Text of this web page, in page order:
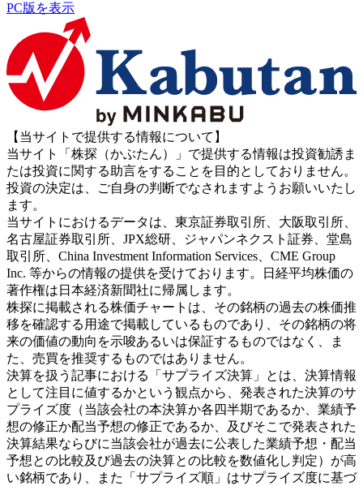
PC版を表示
【当サイトで提供する情報について】
当サイト「株探（かぶたん）」で提供する情報は投資勧誘ま
たは投資に関する助言をすることを目的としておりません。
投資の決定は、ご自身の判断でなされますようお願いいたし
ます。
当サイトにおけるデータは、東京証券取引所、大阪取引所、
名古屋証券取引所、JPX総研、ジャパンネクスト証券、堂島
取引所、China Investment Information Services、CME Group
Inc. 等からの情報の提供を受けております。日経平均株価の
著作権は日本経済新聞社に帰属します。
株探に掲載される株価チャートは、その銘柄の過去の株価推
移を確認する用途で掲載しているものであり、その銘柄の将
来の価値の動向を示唆あるいは保証するものではなく、ま
た、売買を推奨するものではありません。
決算を扱う記事における「サプライズ決算」とは、決算情報
として注目に値するかという観点から、発表された決算のサ
プライズ度（当該会社の本決算か各四半期であるか、業績予
想の修正か配当予想の修正であるか、及びそこで発表された
決算結果ならびに当該会社が過去に公表した業績予想・配当
予想との比較及び過去の決算との比較を数値化し判定）が高
い銘柄であり、また「サプライズ順」はサプライズ度に基づ